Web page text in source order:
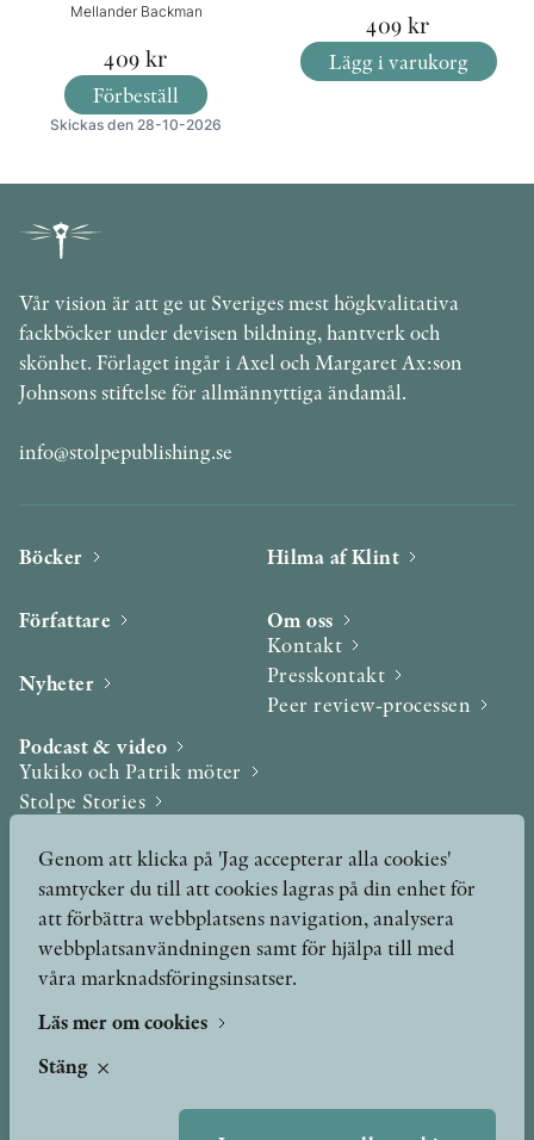
Mellander Backman
409 kr
Förbeställ
Skickas den 28-10-2026
409 kr
Lägg i varukorg
Vår vision är att ge ut Sveriges mest högkvalitativa
fackböcker under devisen bildning, hantverk och
skönhet. Förlaget ingår i Axel och Margaret Ax:son
Johnsons stiftelse för allmännyttiga ändamål.
info@stolpepublishing.se
Böcker
Författare
Nyheter
Podcast & video
Yukiko och Patrik möter
Stolpe Stories
Utmärkelser & Format
Utmärkelser
Övriga format
Hilma af Klint
Om oss
Kontakt
Presskontakt
Peer review-processen
Genom att klicka på 'Jag accepterar alla cookies'
samtycker du till att cookies lagras på din enhet för
att förbättra webbplatsens navigation, analysera
webbplatsanvändningen samt för hjälpa till med
våra marknadsföringsinsatser.
Läs mer om cookies
Stäng